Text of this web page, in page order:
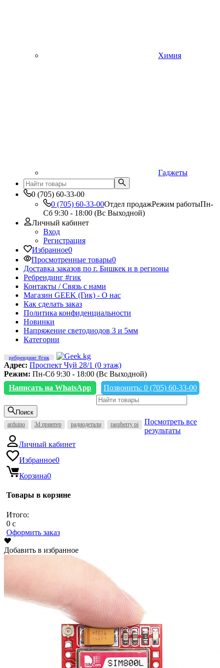
Химия
Гаджеты
0 (705) 60-33-00
0 (705) 60-33-00Отдел продажРежим работыПн-
Сб 9:30 - 18:00 (Вс Выходной)
Личный кабинет
Вход
Регистрация
Избранное0
Просмотренные товары0
Доставка заказов по г. Бишкек и в регионы
Ребрендинг #гик
Контакты / Связь с нами
Магазин GEEK (Гик) - О нас
Как сделать заказ
Политика конфиденциальности
Новинки
Напряжение светодиодов 3 и 5мм
Категории
ребрендинг #гик
Адрес: Проспект Чуй 28/1 (0 этаж)
Режим: Пн-Сб 9:30 - 18:00 (Вс Выходной)
Написать на WhatsApp
Позвонить: 0 (705) 60-33-00
Поиск
arduino 3d принтер радиодетали raspberry pi
Посмотреть все
результаты
Личный кабинет
Избранное0
Корзина0
Товары в корзине
Итого:
0 c
Оформить заказ
Добавить в избранное